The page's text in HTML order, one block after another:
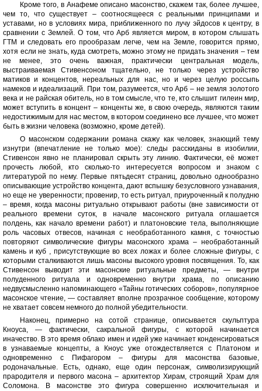
Кроме того, в Анафеме описано масонство, скажем так, более лучшее,
чем то, что существует – соотносящееся с реальными принципами и
уставами, но в условиях мира, приближенного по лучу эйдосов к центру, в
сравнении с Землей. О том, что Арб является миром, в котором слышать
ГТМ и следовать его прообразам легче, чем на Земле, говорится прямо,
хотя если не знать, куда смотреть, можно этому не придать значения – тем
не менее, это очень важная, практически центральная модель,
выстраиваемая Стивенсоном тщательно, не только через устройство
матиков и концентов, нереальных для нас, но и через целую россыпь
намеков и идеализаций. При том, разумеется, что Арб – не земля золотого
века и не райская обитель, но в том смысле, что те, кто слышит гилеин мир,
может вступить в концент – конценты же, в свою очередь, являются таким
недостижимым для нас местом, в котором соединено все лучшее, что может
быть в жизни человека (возможно, кроме детей).
О масонском содержании романа скажу как человек, знающий тему
изнутри (впечатление не только мое): следы расскиданы в изобилии,
Стивенсон явно не планировал скрыть эту линию. Фактически, её может
прочесть любой, кто сколько-то интересуется вопросом и знаком с
литературой по нему. Первые пятьдесят страниц, довольно однообразно
описывающие устройство концента, дают вспышку безусловного узнавания,
но еще не уверенности; провенир, то есть ритуал, приуроченный к полудню
– время, когда масоны ритуально открывают работы (вне зависимости от
реального времени суток, в начале масонского ритуала оглашается
полдень, как начало времени работ) и платоновские тела, выполняющие
роль часовых отвесов, начиная с необработанного камня, с точностью
повторяют символические фигуры масонского храма – необработанный
камень и куб , присутствующие во всех ложах и более сложные фигуры, с
которыми сталкиваются лишь масоны высокого уровня посвящения. То, как
Стивенсон выводит эти масонские ритуальные предметы, — внутри
полуденного ритуала и одновременно внутри храма, по описанию
недвусмысленно напоминающего «Тайны готических соборов», популярное
масонское чтение, — составляет вполне прозрачное сообщение, которому
не хватает совсем немного до полной убедительности.
Наконец, примерно на сотой странице, описывается скульптура
Кноуса, — фактически, сакральной фигуры, с которой начинается
иначество. В это время облако имен и идей уже начинает конденсироваться
в узнаваемые концепты, а Кноус уже отождествляется с Платоном и
одновременно с Пифагором – фигуры для масонства базовые,
родоначальные. Есть, однако, еще один персонаж, символизирующий
прародителя и первого масона – архитектор Хирам, строящий Храм для
Соломона. В масонстве это фигура совершенно исключительная и